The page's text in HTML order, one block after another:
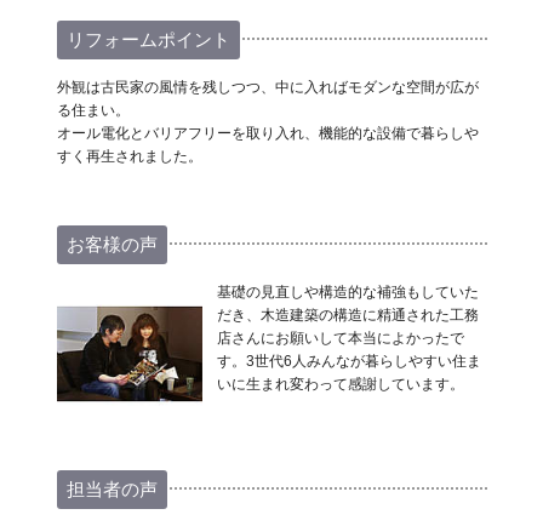
リフォームポイント
外観は古民家の風情を残しつつ、中に入ればモダンな空間が広が
る住まい。
オール電化とバリアフリーを取り入れ、機能的な設備で暮らしや
すく再生されました。
お客様の声
基礎の見直しや構造的な補強もしていた
だき、木造建築の構造に精通された工務
店さんにお願いして本当によかったで
す。3世代6人みんなが暮らしやすい住ま
いに生まれ変わって感謝しています。
担当者の声